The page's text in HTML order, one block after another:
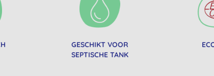
GESCHIKT VOOR
SEPTISCHE TANK